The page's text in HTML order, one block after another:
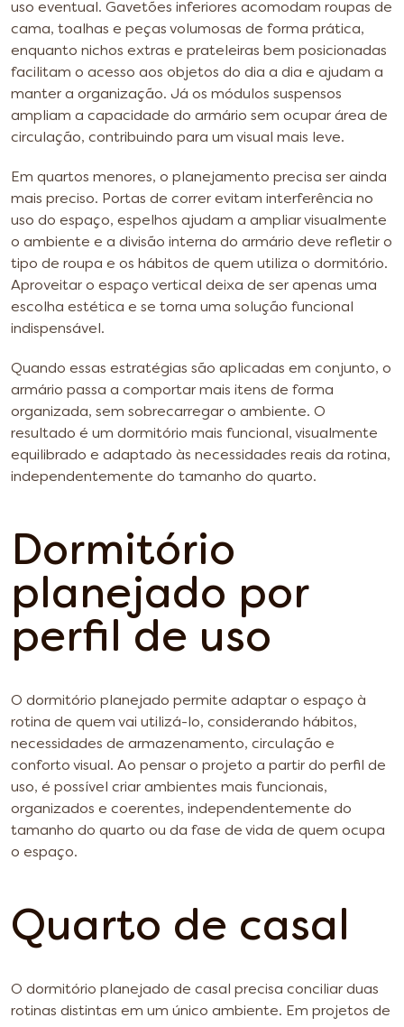
uso eventual. Gavetões inferiores acomodam roupas de
cama, toalhas e peças volumosas de forma prática,
enquanto nichos extras e prateleiras bem posicionadas
facilitam o acesso aos objetos do dia a dia e ajudam a
manter a organização. Já os módulos suspensos
ampliam a capacidade do armário sem ocupar área de
circulação, contribuindo para um visual mais leve.
Em quartos menores, o planejamento precisa ser ainda
mais preciso. Portas de correr evitam interferência no
uso do espaço, espelhos ajudam a ampliar visualmente
o ambiente e a divisão interna do armário deve refletir o
tipo de roupa e os hábitos de quem utiliza o dormitório.
Aproveitar o espaço vertical deixa de ser apenas uma
escolha estética e se torna uma solução funcional
indispensável.
Quando essas estratégias são aplicadas em conjunto, o
armário passa a comportar mais itens de forma
organizada, sem sobrecarregar o ambiente. O
resultado é um dormitório mais funcional, visualmente
equilibrado e adaptado às necessidades reais da rotina,
independentemente do tamanho do quarto.
Dormitório
planejado por
perfil de uso
O dormitório planejado permite adaptar o espaço à
rotina de quem vai utilizá-lo, considerando hábitos,
necessidades de armazenamento, circulação e
conforto visual. Ao pensar o projeto a partir do perfil de
uso, é possível criar ambientes mais funcionais,
organizados e coerentes, independentemente do
tamanho do quarto ou da fase de vida de quem ocupa
o espaço.
Quarto de casal
O dormitório planejado de casal precisa conciliar duas
rotinas distintas em um único ambiente. Em projetos de